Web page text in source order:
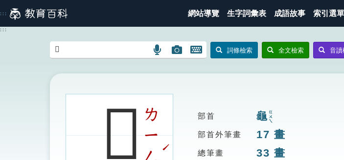
到
主
::: 網站導覽 生字詞彙表 成語故事 索引選單
:::
語
搜
圖
圖
搜
開
鍵
詞條檢索 全文檢索 音讀
𪛈ㄌ
ㄧ
ㄥ
ˊ
部首 龜ㄍㄨㄟ
部首外筆畫 17 畫
總筆畫 33 畫